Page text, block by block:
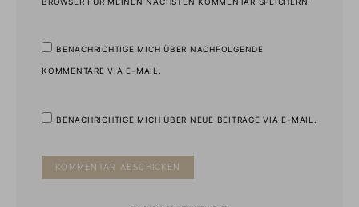
BENACHRICHTIGE MICH ÜBER NACHFOLGENDE
KOMMENTARE VIA E-MAIL.
BENACHRICHTIGE MICH ÜBER NEUE BEITRÄGE VIA E-MAIL.